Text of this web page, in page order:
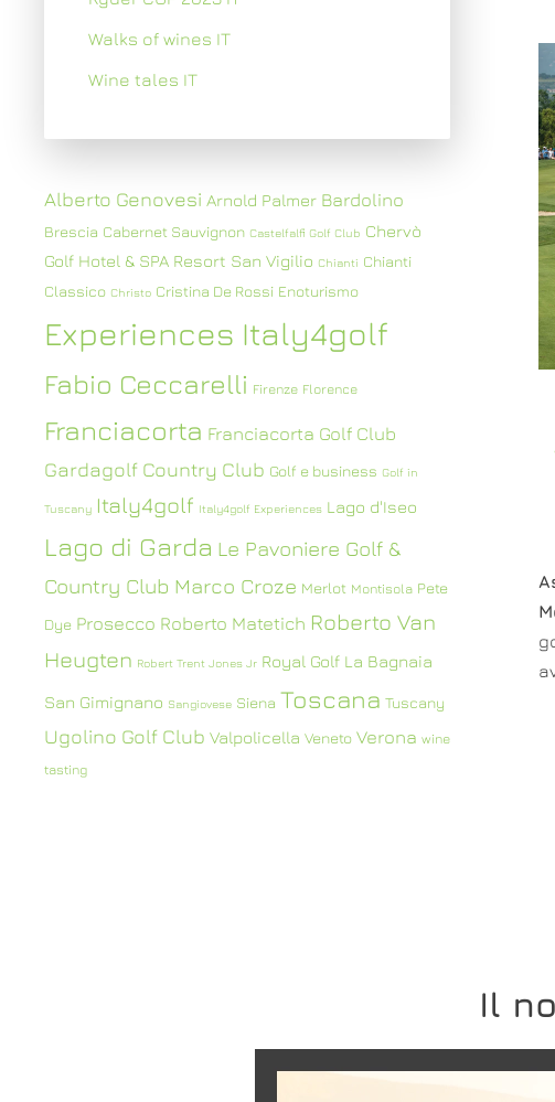
Walks of wines IT
Wine tales IT
Alberto Genovesi Arnold Palmer Bardolino
Brescia Cabernet Sauvignon Castelfalfi Golf Club Chervò
Golf Hotel & SPA Resort San Vigilio Chianti Chianti
Classico Christo Cristina De Rossi Enoturismo
Experiences Italy4golf
Fabio Ceccarelli Firenze Florence
Franciacorta Franciacorta Golf Club
Gardagolf Country Club Golf e business Golf in
Tuscany Italy4golf Italy4golf Experiences Lago d'Iseo
Lago di Garda Le Pavoniere Golf &
Country Club Marco Croze Merlot Montisola Pete
Dye Prosecco Roberto Matetich Roberto Van
Heugten Robert Trent Jones Jr Royal Golf La Bagnaia
San Gimignano Sangiovese Siena Toscana Tuscany
Ugolino Golf Club Valpolicella Veneto Verona wine
tasting
Il